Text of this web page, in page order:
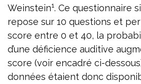
Weinstein1. Ce questionnaire
repose sur 10 questions et
score entre 0 et 40, la
d’une déficience auditive
score (voir encadré ci-
données étaient donc